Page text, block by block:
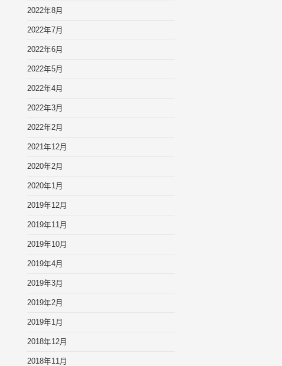
2022年8月
2022年7月
2022年6月
2022年5月
2022年4月
2022年3月
2022年2月
2021年12月
2020年2月
2020年1月
2019年12月
2019年11月
2019年10月
2019年4月
2019年3月
2019年2月
2019年1月
2018年12月
2018年11月